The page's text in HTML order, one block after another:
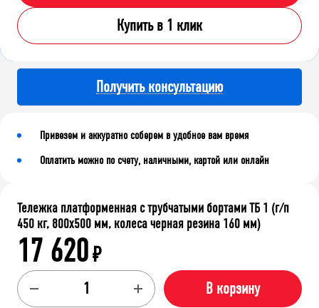
Купить в 1 клик
Получить консультацию
Привезем и аккуратно соберем в удобное вам время
Оплатить можно по счету, наличными, картой или онлайн
Тележка платформенная с трубчатыми бортами ТБ 1 (г/п
450 кг, 800x500 мм, колеса черная резина 160 мм)
17 620₽
В корзину